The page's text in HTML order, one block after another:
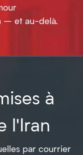
– et au-delà.
à
l'Iran
par courrier